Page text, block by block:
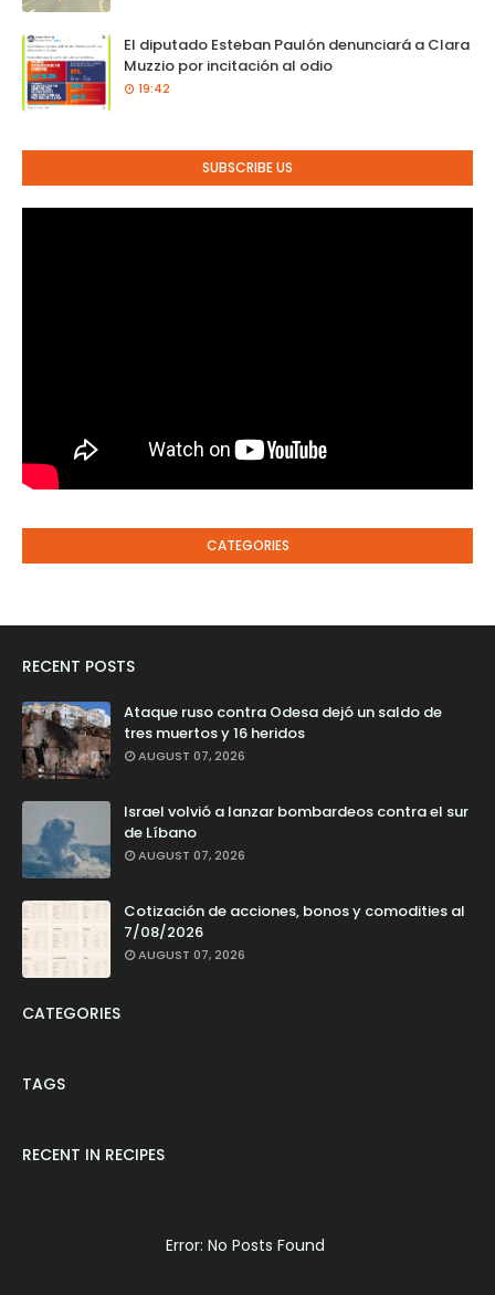
El diputado Esteban Paulón denunciará a Clara
Muzzio por incitación al odio
19:42
SUBSCRIBE US
CATEGORIES
RECENT POSTS
Ataque ruso contra Odesa dejó un saldo de
tres muertos y 16 heridos
AUGUST 07, 2026
Israel volvió a lanzar bombardeos contra el sur
de Líbano
AUGUST 07, 2026
Cotización de acciones, bonos y comodities al
7/08/2026
AUGUST 07, 2026
CATEGORIES
TAGS
RECENT IN RECIPES
Error: No Posts Found